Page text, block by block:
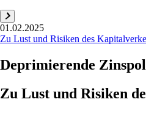
01.02.2025
Zu Lust und Risiken des
Deprimierende
Zu Lust und Risiken